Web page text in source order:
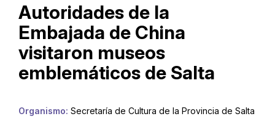
Autoridades de la
Embajada de China
visitaron museos
emblemáticos de Salta
Organismo: Secretaría de Cultura de la Provincia de Salta